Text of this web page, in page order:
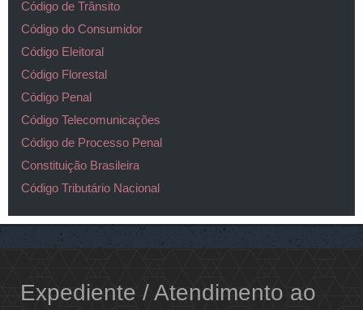
Código de Trânsito
Código do Consumidor
Código Eleitoral
Código Florestal
Código Penal
Código Telecomunicações
Código de Processo Penal
Constituição Brasileira
Código Tributário Nacional
Expediente / Atendimento ao